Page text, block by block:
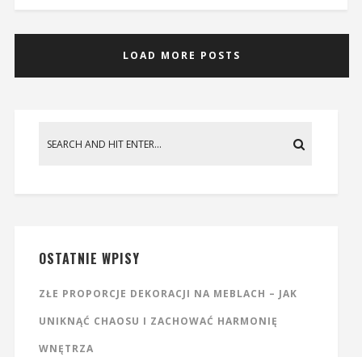
LOAD MORE POSTS
OSTATNIE WPISY
ZŁE PROPORCJE DEKORACJI NA MEBLACH – JAK
UNIKNĄĆ CHAOSU I ZACHOWAĆ HARMONIĘ
WNĘTRZA